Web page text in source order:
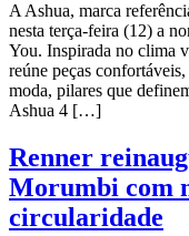
A Ashua, marca
nesta terça-feira (12) a
You. Inspirada no clima
reúne peças
moda, pilares que
Ashua 4 […]
Renner
Morumbi com
circularidade